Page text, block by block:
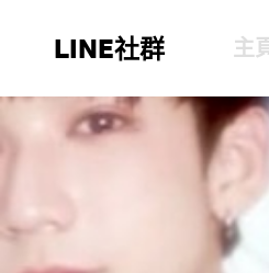
LINE社群 主